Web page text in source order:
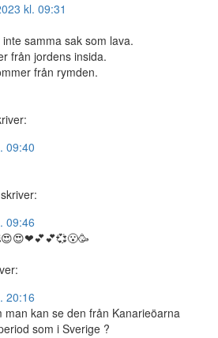
kl. 09:31
samma sak som lava.
från jordens insida.
från rymden.
09:40
skriver:
09:46
20:16
man kan se den från Kanarieöarna
som i Sverige ?